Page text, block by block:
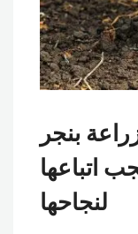
بنجر
اتباعها
لنجاحها